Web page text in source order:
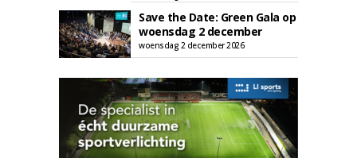
Save the Date: Green Gala op
woensdag 2 december
woensdag 2 december 2026